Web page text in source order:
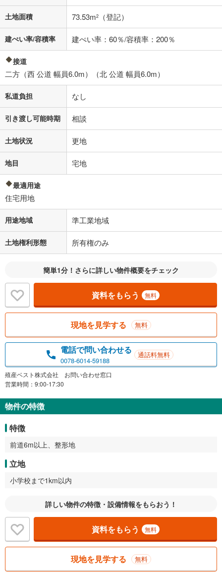
土地面積 73.53m2 （登記）
建ぺい率/容積率 建ぺい率：60％/容積率：200％
接道
二方（西 公道 幅員6.0m）（北 公道 幅員6.0m）
私道負担 なし
引き渡し可能時期 相談
土地状況 更地
地目 宅地
最適用途
住宅用地
用途地域 準工業地域
土地権利形態 所有権のみ
簡単1分！さらに詳しい物件概要をチェック
資料をもらう 無料
現地を見学する 無料
電話で問い合わせる
0078-6014-59188
通話料無料
殖産ベスト株式会社 お問い合わせ窓口
営業時間：9:00-17:30
物件の特徴
特徴
前道6m以上、整形地
立地
小学校まで1km以内
詳しい物件の特徴・設備情報をもらおう！
資料をもらう 無料
現地を見学する 無料